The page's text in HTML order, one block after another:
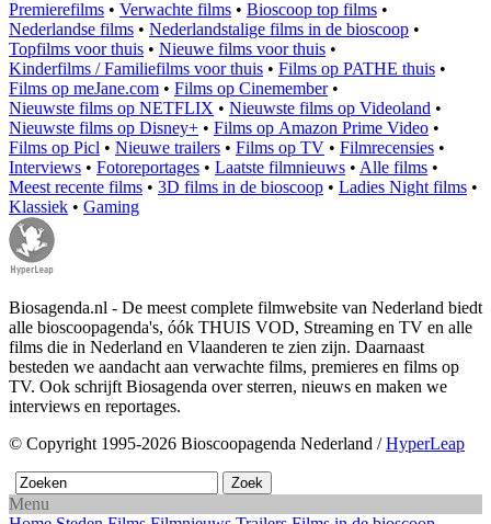
Premierefilms • Verwachte films • Bioscoop top films •
Nederlandse films • Nederlandstalige films in de bioscoop •
Topfilms voor thuis • Nieuwe films voor thuis •
Kinderfilms / Familiefilms voor thuis • Films op PATHE thuis •
Films op meJane.com • Films op Cinemember•
Nieuwste films op NETFLIX • Nieuwste films op Videoland •
Nieuwste films op Disney+ • Films op Amazon Prime Video •
Films op Picl • Nieuwe trailers • Films op TV • Filmrecensies •
Interviews • Fotoreportages • Laatste filmnieuws • Alle films •
Meest recente films • 3D films in de bioscoop • Ladies Night films •
Klassiek • Gaming
Biosagenda.nl - De meest complete filmwebsite van Nederland biedt
alle bioscoopagenda's, óók THUIS VOD, Streaming en TV en alle
films die in Nederland en Vlaanderen te zien zijn. Daarnaast
besteden we aandacht aan verwachte films, premieres en films op
TV. Ook schrijft Biosagenda over sterren, nieuws en maken we
interviews en reportages.
© Copyright 1995-2026 Bioscoopagenda Nederland /HyperLeap
Menu